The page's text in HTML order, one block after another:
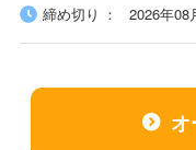
締め切り
2026年08